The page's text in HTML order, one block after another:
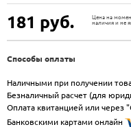
181 руб.
Цена на
наличия и не
Способы оплаты
Наличными при получении
Безналичный расчет (для
Оплата квитанцией или через
Банковскими картами онлайн